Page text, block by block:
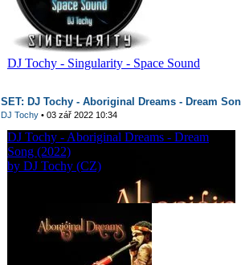
SET: DJ Tochy - Aboriginal Dreams - Dream
DJ Tochy • 03 zář 2022 10:34